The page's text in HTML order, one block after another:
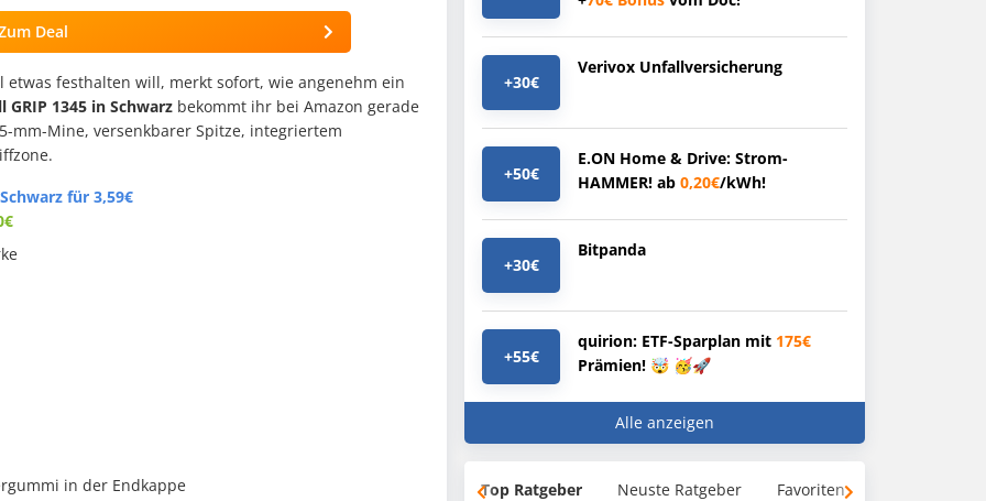
Deal
festhalten will, merkt sofort, wie angenehm ein
GRIP 1345 in Schwarz bekommt ihr bei Amazon gerade
mm-Mine, versenkbarer Spitze, integriertem
für 3,59€
in der Endkappe
+30€
Verivox Unfallversicherung
+50€
E.ON Home & Drive: Strom-
HAMMER! ab 0,20€/kWh!
+30€
Bitpanda
+55€
quirion: ETF-Sparplan mit 175€
Prämien! 🤯 🥳🚀
Alle anzeigen
Top Ratgeber Neuste Ratgeber Favoriten